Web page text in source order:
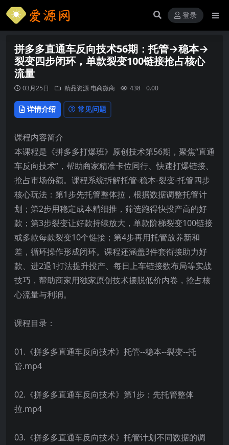
登录
拼多多直通车反向技术56期：托管→稳本→
裂变四步闭环，单款裂变100链接抢占核心
流量
03月25日 精品资源 电商微商 438 0.00
详情介绍 常见问题
课程内容简介
本课程是《拼多多打爆班》原创技术第56期，聚焦“直通
车反向技术”，帮助商家精准卡位同行、快速打爆链接、
抢占市场份额。课程系统拆解托管-稳本-裂变-托管四步
核心玩法：第1步先托管整体拉，根据数据调整托管计
划；第2步用稳定成本精细推，筛选跑得快投产高的好
款；第3步裂变让好款持续放大，单款阶梯裂变100链接
或多款每款裂变10个链接；第4步再用托管放养新和
差，循环操作形成闭环。课程还涵盖3件套衔接助力好
款、进2退1打法提升投产、每日上车链接数布局等实战
技巧，帮助商家用独家原创技术摆脱低价内卷，抢占核
心流量与利润。
课程目录：
01.《拼多多直通车反向技术》托管--稳本--裂变--托
管.mp4
02.《拼多多直通车反向技术》第1步：先托管整体
拉.mp4
03.《拼多多直通车反向技术》托管计划不同数据的调